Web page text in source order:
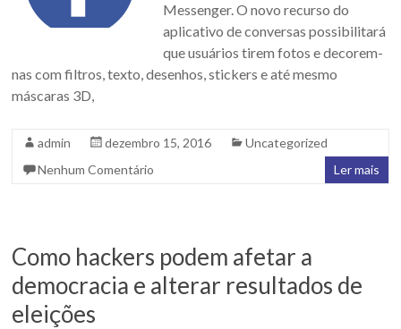
Messenger. O novo recurso do
aplicativo de conversas possibilitará
que usuários tirem fotos e decorem-
nas com filtros, texto, desenhos, stickers e até mesmo
máscaras 3D,
admin dezembro 15, 2016
Uncategorized
Nenhum Comentário
Ler mais
Como hackers podem afetar a
democracia e alterar resultados de
eleições